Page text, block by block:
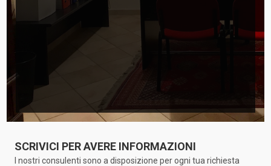
SCRIVICI PER AVERE INFORMAZIONI
I nostri consulenti sono a disposizione per ogni tua richiesta